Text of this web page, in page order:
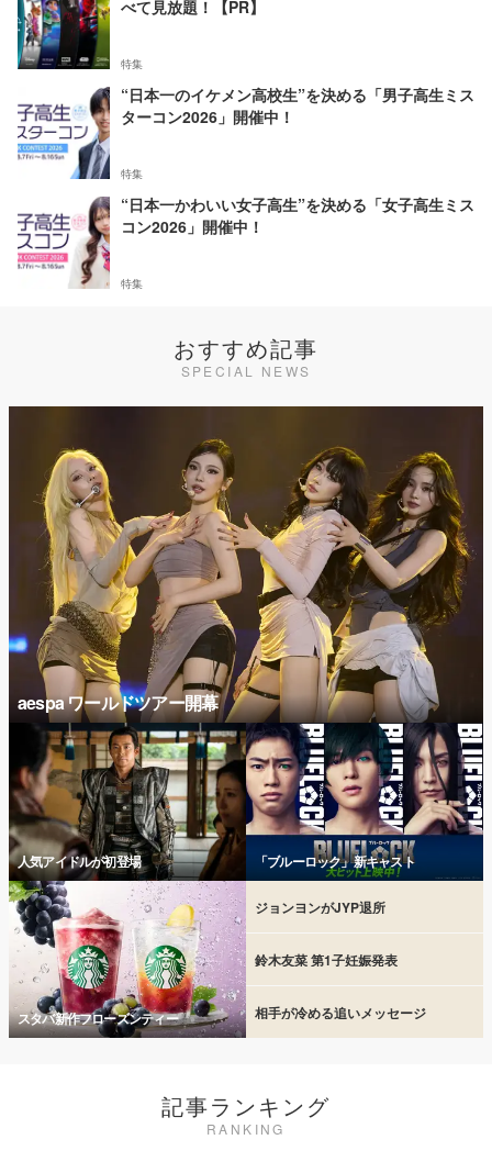
べて見放題！【PR】
特集
“日本一のイケメン高校生”を決める「男子高生ミス
ターコン2026」開催中！
特集
“日本一かわいい女子高生”を決める「女子高生ミス
コン2026」開催中！
特集
おすすめ記事
SPECIAL NEWS
aespa ワールドツアー開幕
人気アイドルが初登場 「ブルーロック」新キャスト
スタバ新作フローズンティー
ジョンヨンがJYP退所
鈴木友菜 第1子妊娠発表
相手が冷める追いメッセージ
記事ランキング
RANKING